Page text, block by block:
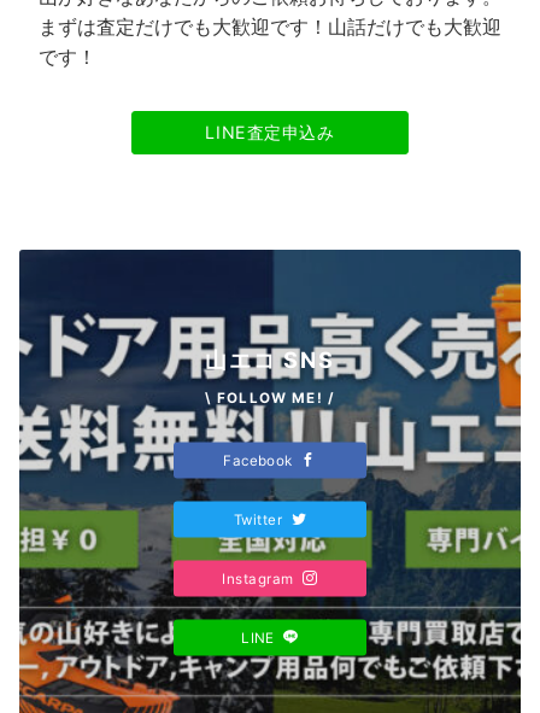
まずは査定だけでも大歓迎です！山話だけでも大歓迎
です！
LINE査定申込み
山エコ SNS
\ FOLLOW ME! /
Facebook
Twitter
Instagram
LINE